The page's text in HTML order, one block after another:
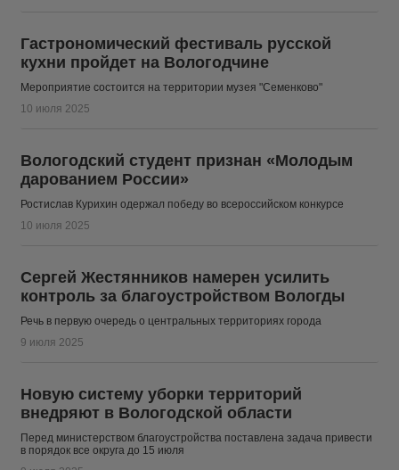
Гастрономический фестиваль русской
кухни пройдет на Вологодчине
Мероприятие состоится на территории музея "Семенково"
10 июля 2025
Вологодский студент признан «Молодым
дарованием России»
Ростислав Курихин одержал победу во всероссийском конкурсе
10 июля 2025
Сергей Жестянников намерен усилить
контроль за благоустройством Вологды
Речь в первую очередь о центральных территориях города
9 июля 2025
Новую систему уборки территорий
внедряют в Вологодской области
Перед министерством благоустройства поставлена задача привести
в порядок все округа до 15 июля